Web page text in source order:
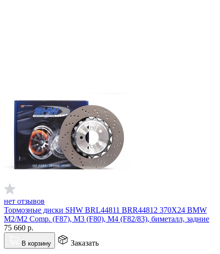
нет отзывов
Тормозные диски SHW BRL44811 BRR44812 370X24 BMW
M2/M2 Comp. (F87), M3 (F80), M4 (F82/83), биметалл, задние
75 660 р.
В корзину Заказать